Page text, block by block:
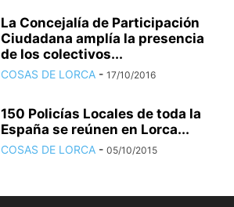
La Concejalía de Participación
Ciudadana amplía la presencia
de los colectivos...
COSAS DE LORCA - 17/10/2016
150 Policías Locales de toda la
España se reúnen en Lorca...
COSAS DE LORCA - 05/10/2015